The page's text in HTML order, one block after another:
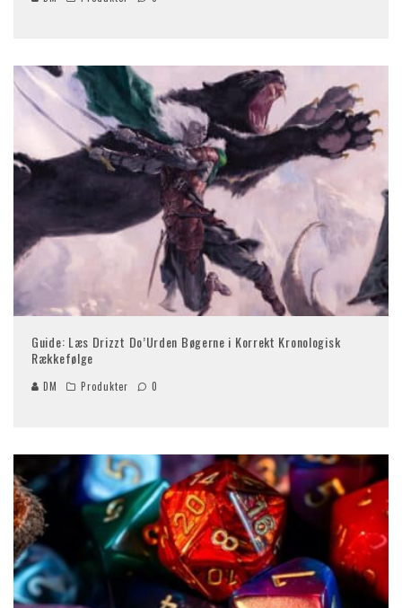
Guide: Læs Drizzt Do’Urden Bøgerne i Korrekt Kronologisk
Rækkefølge
DM Produkter 0